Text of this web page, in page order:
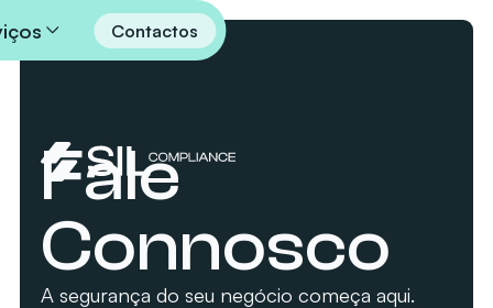
Contactos
Fale
Connosco
A segurança do seu negócio começa aqui.